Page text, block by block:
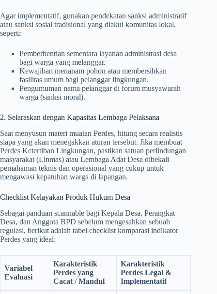
Agar implementatif, gunakan pendekatan sanksi administratif
atau sanksi sosial tradisional yang diakui komunitas lokal,
seperti:
Pemberhentian sementara layanan administrasi desa
bagi warga yang melanggar.
Kewajiban menanam pohon atau membersihkan
fasilitas umum bagi pelanggar lingkungan.
Pengumuman nama pelanggar di forum musyawarah
warga (sanksi moral).
2. Selaraskan dengan Kapasitas Lembaga Pelaksana
Saat menyusun materi muatan Perdes, hitung secara realistis
siapa yang akan menegakkan aturan tersebut. Jika membuat
Perdes Ketertiban Lingkungan, pastikan satuan perlindungan
masyarakat (Linmas) atau Lembaga Adat Desa dibekali
pemahaman teknis dan operasional yang cukup untuk
mengawasi kepatuhan warga di lapangan.
Checklist Kelayakan Produk Hukum Desa
Sebagai panduan scannable bagi Kepala Desa, Perangkat
Desa, dan Anggota BPD sebelum mengesahkan sebuah
regulasi, berikut adalah tabel checklist komparasi indikator
Perdes yang ideal:
Variabel
Evaluasi
Karakteristik
Perdes yang
Cacat / Mandul
Karakteristik
Perdes Legal &
Implementatif